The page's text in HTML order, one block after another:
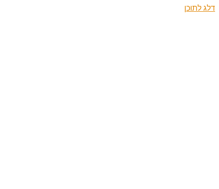
דלג לתוכן